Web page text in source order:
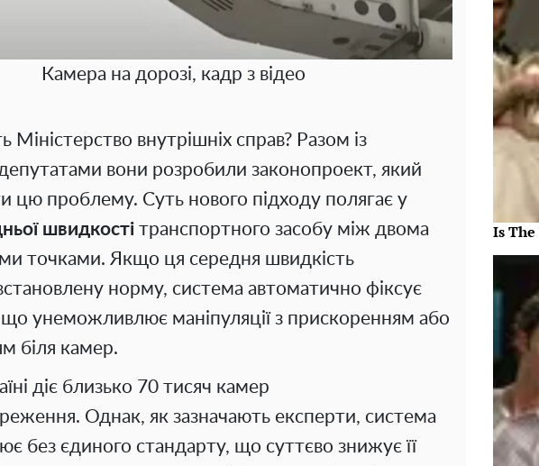
Камера на дорозі, кадр з відео
внутрішніх справ? Разом із
вони розробили законопроект, який
цю проблему. Суть нового підходу полягає у
швидкості транспортного засобу між двома
точками. Якщо ця середня швидкість
норму, система автоматично фіксує
унеможливлює маніпуляції з прискоренням або
біля камер.
діє близько 70 тисяч камер
Однак, як зазначають експерти, система
без єдиного стандарту, що суттєво знижує її
Is